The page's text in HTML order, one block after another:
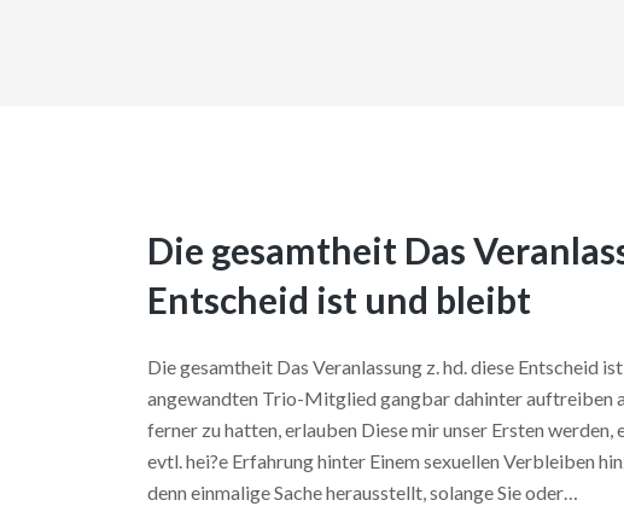
Die gesamtheit Das
Entscheid ist und bleibt
Die gesamtheit Das Veranlassung z. hd. diese Entscheid
angewandten Trio-Mitglied gangbar dahinter auftreiben
ferner zu hatten, erlauben Diese mir unser Ersten
evtl. hei?e Erfahrung hinter Einem sexuellen Verbleiben
denn einmalige Sache herausstellt, solange Sie oder…